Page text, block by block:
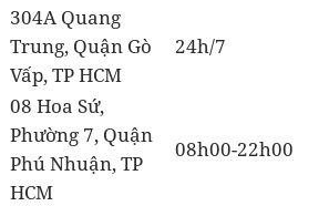
304A Quang
Trung, Quận Gò
Vấp, TP HCM
24h/7
08 Hoa Sứ,
Phường 7, Quận
Phú Nhuận, TP
HCM
08h00-22h00